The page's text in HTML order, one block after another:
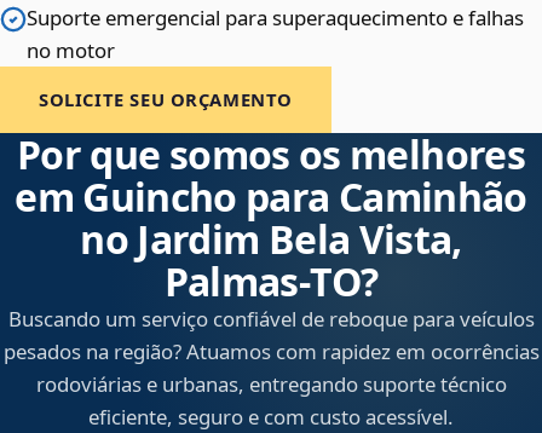
Suporte emergencial para superaquecimento e falhas
no motor
SOLICITE SEU ORÇAMENTO
Por que somos os melhores
em Guincho para Caminhão
no Jardim Bela Vista,
Palmas‑TO?
Buscando um serviço confiável de reboque para veículos
pesados na região? Atuamos com rapidez em ocorrências
rodoviárias e urbanas, entregando suporte técnico
eficiente, seguro e com custo acessível.